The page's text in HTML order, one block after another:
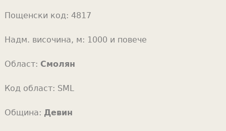
Пощенски код: 4817
Надм. височина, м: 1000 и повече
Област: Смолян
Код област: SML
Община: Девин